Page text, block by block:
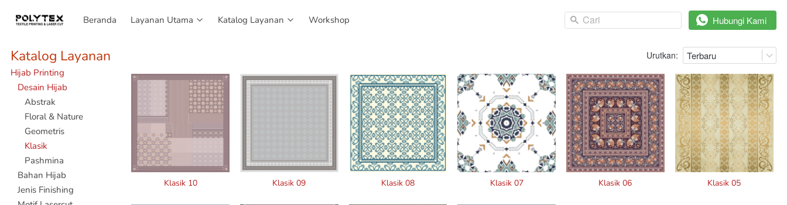
Beranda Layanan Utama Katalog Layanan Workshop Cari ` Hubungi Kami
Beranda Layanan Utama Katalog Layanan Workshop Cari ` Hubungi Kami
Katalog Layanan
Hijab Printing
Desain Hijab
Abstrak
Floral & Nature
Geometris
Klasik
Pashmina
Bahan Hijab
Jenis Finishing
Urutkan: Terbaru
Klasik 10 Klasik 09 Klasik 08 Klasik 07 Klasik 06 Klasik 05